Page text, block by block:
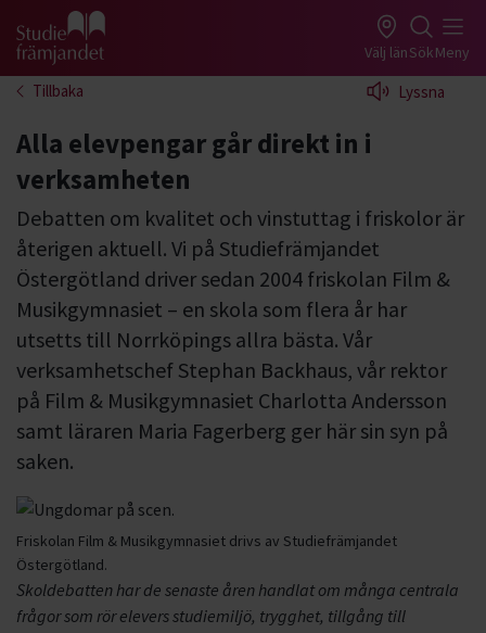
Gå till studiefrämjandets startsida Välj länSökMeny
Tillbaka Lyssna
Alla elevpengar går direkt in i
verksamheten
Debatten om kvalitet och vinstuttag i friskolor är
återigen aktuell. Vi på Studiefrämjandet
Östergötland driver sedan 2004 friskolan Film &
Musikgymnasiet – en skola som flera år har
utsetts till Norrköpings allra bästa. Vår
verksamhetschef Stephan Backhaus, vår rektor
på Film & Musikgymnasiet Charlotta Andersson
samt läraren Maria Fagerberg ger här sin syn på
saken.
Friskolan Film & Musikgymnasiet drivs av Studiefrämjandet
Östergötland.
Skoldebatten har de senaste åren handlat om många centrala
frågor som rör elevers studiemiljö, trygghet, tillgång till